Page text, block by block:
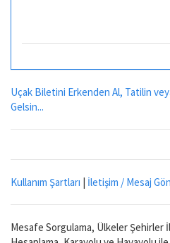
Uçak Biletini Erkenden Al, Tatilin
Gelsin...
Kullanım Şartları | İletişim / Mesaj
Mesafe Sorgulama, Ülkeler Şehirler